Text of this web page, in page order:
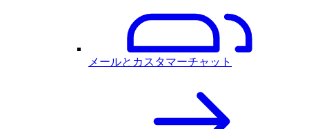
メールとカスタマーチャット